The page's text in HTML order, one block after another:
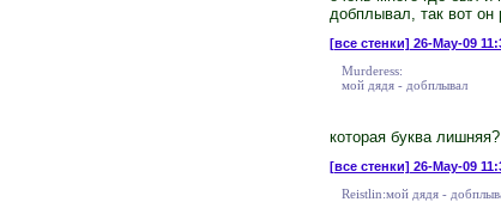
добплывал, так вот он
[все стенки] 26-May-09
Murderess:
мой дядя - добплывал
которая буква
[все стенки] 26-May-09
Reistlin:мой дядя -